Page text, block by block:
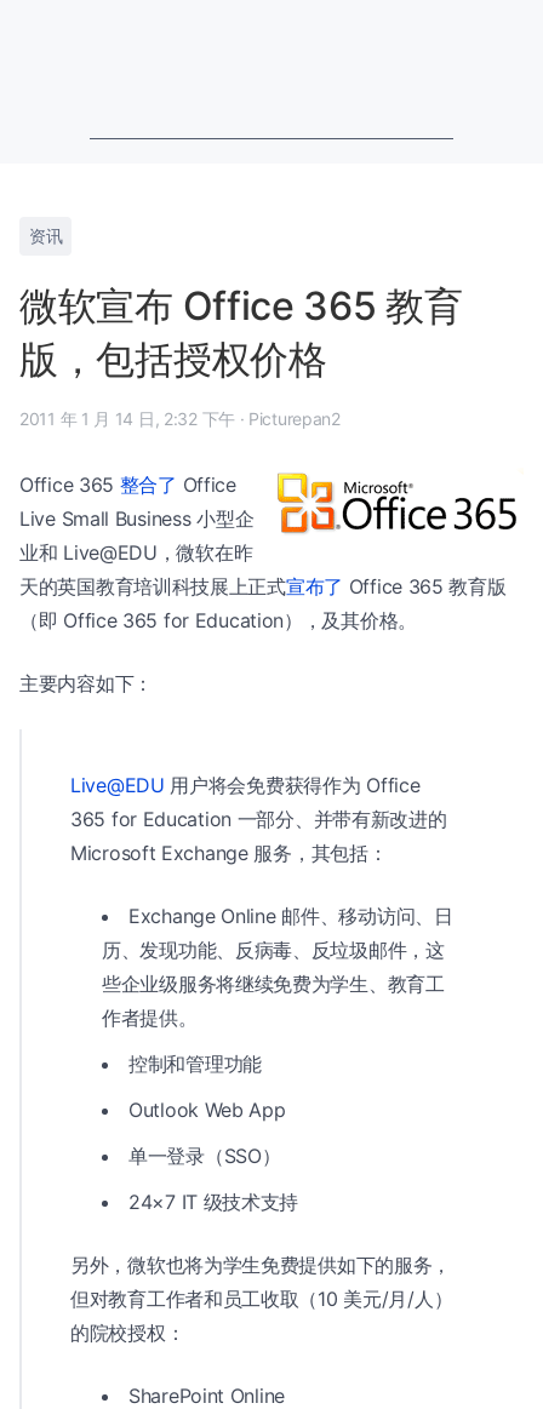
资讯
微软宣布 Office 365 教育
版，包括授权价格
2011 年 1 月 14 日, 2:32 下午 · Picturepan2
Office 365 整合了 Office
Live Small Business 小型企
业和 Live@EDU，微软在昨
天的英国教育培训科技展上正式宣布了 Office 365 教育版
（即 Office 365 for Education），及其价格。
主要内容如下：
Live@EDU 用户将会免费获得作为 Office
365 for Education 一部分、并带有新改进的
Microsoft Exchange 服务，其包括：
Exchange Online 邮件、移动访问、日
历、发现功能、反病毒、反垃圾邮件，这
些企业级服务将继续免费为学生、教育工
作者提供。
控制和管理功能
Outlook Web App
单一登录（SSO）
24×7 IT 级技术支持
另外，微软也将为学生免费提供如下的服务，
但对教育工作者和员工收取（10 美元/月/人）
的院校授权：
SharePoint Online